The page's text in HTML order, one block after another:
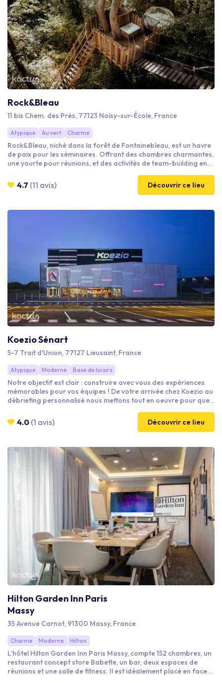
Rock&Bleau
11 bis Chem. des Prés, 77123 Noisy-sur-École, France
Atypique Au vert Charme
Rock&Bleau, niché dans la forêt de Fontainebleau, est un havre
de paix pour les séminaires. Offrant des chambres charmantes,
une yourte pour réunions, et des activités de team-building en
Sable, des rochers et des pignons de la forêt domaniale en
lisière du site comme terrain de jeu rêvé en Île-de-France.
4.7 (11 avis) Découvrir ce lieu
Koezio Sénart
5-7 Trait d'Union, 77127 Lieusaint, France
Atypique Moderne Base de loisirs
Notre objectif est clair : construire avec vous des expériences
mémorables pour vos équipes ! De votre arrivée chez Koezio au
débriefing personnalisé nous mettons tout en oeuvre pour que
correspond le mieux à vos besoins ou contactez nos experts
pour élaborer un programme sur mesure parfaitement adapté
4.0 (1 avis) Découvrir ce lieu
Hilton Garden Inn Paris
Massy
35 Avenue Carnot, 91300 Massy, France
Charme Moderne Hilton
L’hôtel Hilton Garden Inn Paris Massy, compte 152 chambres, un
restaurant concept store Babette, un bar, deux espaces de
réunions et une salle de fitness. Il est idéalement placé en face